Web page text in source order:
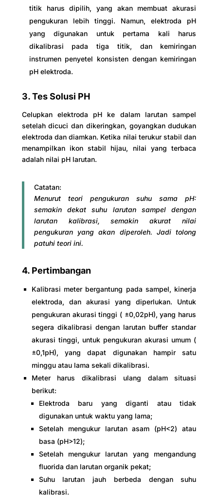
titik harus dipilih, yang akan membuat akurasi
pengukuran lebih tinggi. Namun, elektroda pH
yang digunakan untuk pertama kali harus
dikalibrasi pada tiga titik, dan kemiringan
instrumen penyetel konsisten dengan kemiringan
pH elektroda.
3. Tes Solusi PH
Celupkan elektroda pH ke dalam larutan sampel
setelah dicuci dan dikeringkan, goyangkan dudukan
elektroda dan diamkan. Ketika nilai terukur stabil dan
menampilkan ikon stabil hijau, nilai yang terbaca
adalah nilai pH larutan.
Catatan:
Menurut teori pengukuran suhu sama pH:
semakin dekat suhu larutan sampel dengan
larutan kalibrasi, semakin akurat nilai
pengukuran yang akan diperoleh. Jadi tolong
patuhi teori ini.
4. Pertimbangan
Kalibrasi meter bergantung pada sampel, kinerja
elektroda, dan akurasi yang diperlukan. Untuk
pengukuran akurasi tinggi ( ±0,02pH), yang harus
segera dikalibrasi dengan larutan buffer standar
akurasi tinggi, untuk pengukuran akurasi umum (
±0,1pH), yang dapat digunakan hampir satu
minggu atau lama sekali dikalibrasi.
Meter harus dikalibrasi ulang dalam situasi
berikut:
Elektroda baru yang diganti atau tidak
digunakan untuk waktu yang lama;
Setelah mengukur larutan asam (pH<2) atau
basa (pH>12);
Setelah mengukur larutan yang mengandung
fluorida dan larutan organik pekat;
Suhu larutan jauh berbeda dengan suhu
kalibrasi.